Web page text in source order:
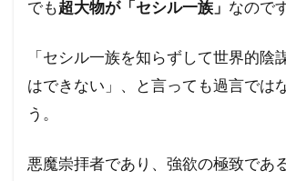
でも超大物が「セシル一族」 なので
「セシル一族を知らずして世界的陰
はできない」、と言っても過言では
う。
悪魔崇拝者であり、強欲の極致であ
核の傘
東京裁判
東インド
昆虫食
旧統一教会
温暖化
終戦の日
終戦 米農家